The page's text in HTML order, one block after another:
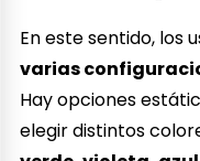
En este sentido, los
varias
Hay opciones
elegir distintos